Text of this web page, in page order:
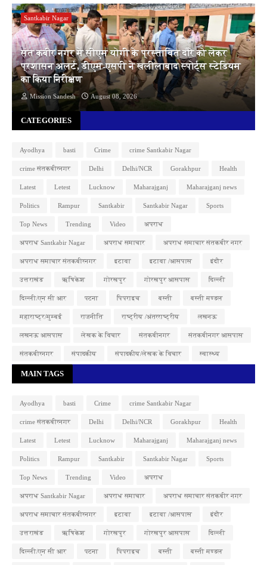
Santkabir Nagar
संत कबीर नगर में सीएम योगी के प्रस्तावित दौरे को लेकर
प्रशासन अलर्ट, डीएम-एसपी ने खलीलाबाद स्पोर्ट्स स्टेडियम
का किया निरीक्षण
Mission Sandesh August 08, 2026
CATEGORIES
Ayodhya basti Crime crime Santkabir Nagar
crime संतकबीरनगर Delhi Delhi/NCR Gorakhpur Health
Latest Letest Lucknow Maharajganj Maharajganj news
Politics Rampur Santkabir Santkabir Nagar Sports
Top News Trending Video अपराध
अपराध Santkabir Nagar अपराध समाचार अपराध समाचार संतकबीर नगर
अपराध समाचार संतकबीरनगर इटावा इटावा /आसपास इंदौर
उत्तराखंड ऋषिकेश गोरखपुर गोरखपुर आसपास दिल्ली
दिल्ली/एन सी आर पटना पिपराइच बस्ती बस्ती मण्डल
महाराष्ट्र/मुम्बई राजनीति राष्ट्रीय /अंतरराष्ट्रीय लखनऊ
लखनऊ आसपास लेखक के विचार संतकबीनगर संतकबीनगर आसपास
संतकबीरनगर संपादकीय संपादकीय/लेखक के विचार स्वास्थ्य
MAIN TAGS
Ayodhya basti Crime crime Santkabir Nagar
crime संतकबीरनगर Delhi Delhi/NCR Gorakhpur Health
Latest Letest Lucknow Maharajganj Maharajganj news
Politics Rampur Santkabir Santkabir Nagar Sports
Top News Trending Video अपराध
अपराध Santkabir Nagar अपराध समाचार अपराध समाचार संतकबीर नगर
अपराध समाचार संतकबीरनगर इटावा इटावा /आसपास इंदौर
उत्तराखंड ऋषिकेश गोरखपुर गोरखपुर आसपास दिल्ली
दिल्ली/एन सी आर पटना पिपराइच बस्ती बस्ती मण्डल